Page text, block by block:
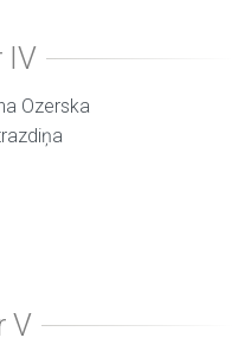
Ozerska